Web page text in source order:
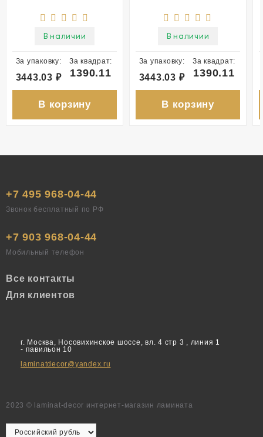
В наличии
За упаковку:
3443.03 ₽
За квадрат:
1390.11
В корзину
В наличии
За упаковку:
3443.03 ₽
За квадрат:
1390.11
В корзину
+7 495 968-04-44
Звонок бесплатный по РФ
+7 903 968-04-44
Мобильный телефон
Все контакты
Для клиентов
г. Москва, Носовихинское шоссе, вл. 4 стр 3 , линия 1
- павильон 10
laminatdecor@yandex.ru
2023 © laminat-decor интернет-магазин ламината